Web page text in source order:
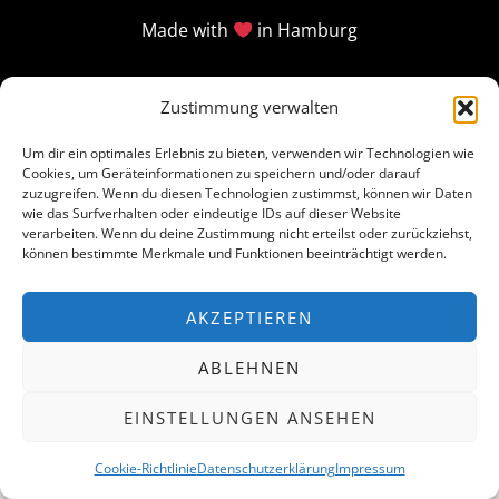
Zustimmung verwalten
Um dir ein optimales Erlebnis zu bieten, verwenden wir Technologien wie
Cookies, um Geräteinformationen zu speichern und/oder darauf
zuzugreifen. Wenn du diesen Technologien zustimmst, können wir Daten
wie das Surfverhalten oder eindeutige IDs auf dieser Website
verarbeiten. Wenn du deine Zustimmung nicht erteilst oder zurückziehst,
können bestimmte Merkmale und Funktionen beeinträchtigt werden.
AKZEPTIEREN
ABLEHNEN
EINSTELLUNGEN ANSEHEN
Cookie-RichtlinieDatenschutzerklärungImpressum
Made with in Hamburg